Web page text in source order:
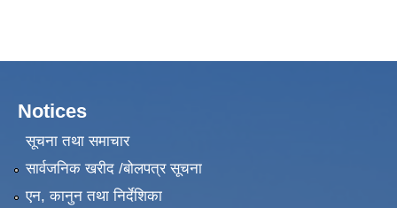
Notices
सूचना तथा समाचार
सार्वजनिक खरीद /बोलपत्र सूचना
एन, कानुन तथा निर्देशिका